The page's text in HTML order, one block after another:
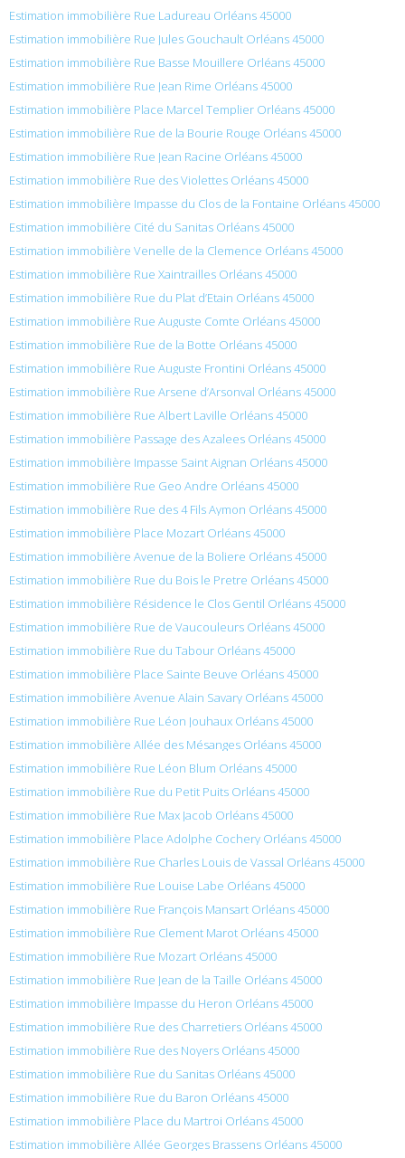
Estimation immobilière Rue Ladureau Orléans 45000
Estimation immobilière Rue Jules Gouchault Orléans 45000
Estimation immobilière Rue Basse Mouillere Orléans 45000
Estimation immobilière Rue Jean Rime Orléans 45000
Estimation immobilière Place Marcel Templier Orléans 45000
Estimation immobilière Rue de la Bourie Rouge Orléans 45000
Estimation immobilière Rue Jean Racine Orléans 45000
Estimation immobilière Rue des Violettes Orléans 45000
Estimation immobilière Impasse du Clos de la Fontaine Orléans 45000
Estimation immobilière Cité du Sanitas Orléans 45000
Estimation immobilière Venelle de la Clemence Orléans 45000
Estimation immobilière Rue Xaintrailles Orléans 45000
Estimation immobilière Rue du Plat d’Etain Orléans 45000
Estimation immobilière Rue Auguste Comte Orléans 45000
Estimation immobilière Rue de la Botte Orléans 45000
Estimation immobilière Rue Auguste Frontini Orléans 45000
Estimation immobilière Rue Arsene d’Arsonval Orléans 45000
Estimation immobilière Rue Albert Laville Orléans 45000
Estimation immobilière Passage des Azalees Orléans 45000
Estimation immobilière Impasse Saint Aignan Orléans 45000
Estimation immobilière Rue Geo Andre Orléans 45000
Estimation immobilière Rue des 4 Fils Aymon Orléans 45000
Estimation immobilière Place Mozart Orléans 45000
Estimation immobilière Avenue de la Boliere Orléans 45000
Estimation immobilière Rue du Bois le Pretre Orléans 45000
Estimation immobilière Résidence le Clos Gentil Orléans 45000
Estimation immobilière Rue de Vaucouleurs Orléans 45000
Estimation immobilière Rue du Tabour Orléans 45000
Estimation immobilière Place Sainte Beuve Orléans 45000
Estimation immobilière Avenue Alain Savary Orléans 45000
Estimation immobilière Rue Léon Jouhaux Orléans 45000
Estimation immobilière Allée des Mésanges Orléans 45000
Estimation immobilière Rue Léon Blum Orléans 45000
Estimation immobilière Rue du Petit Puits Orléans 45000
Estimation immobilière Rue Max Jacob Orléans 45000
Estimation immobilière Place Adolphe Cochery Orléans 45000
Estimation immobilière Rue Charles Louis de Vassal Orléans 45000
Estimation immobilière Rue Louise Labe Orléans 45000
Estimation immobilière Rue François Mansart Orléans 45000
Estimation immobilière Rue Clement Marot Orléans 45000
Estimation immobilière Rue Mozart Orléans 45000
Estimation immobilière Rue Jean de la Taille Orléans 45000
Estimation immobilière Impasse du Heron Orléans 45000
Estimation immobilière Rue des Charretiers Orléans 45000
Estimation immobilière Rue des Noyers Orléans 45000
Estimation immobilière Rue du Sanitas Orléans 45000
Estimation immobilière Rue du Baron Orléans 45000
Estimation immobilière Place du Martroi Orléans 45000
Estimation immobilière Allée Georges Brassens Orléans 45000